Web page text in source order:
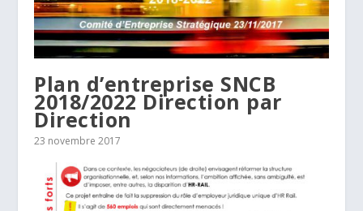
Plan d’entreprise SNCB
2018/2022 Direction par
Direction
23 novembre 2017